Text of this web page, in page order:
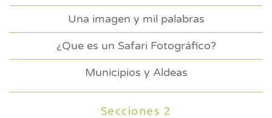
Una imagen y mil palabras
¿Que es un Safari Fotográfico?
Municipios y Aldeas
Secciones 2